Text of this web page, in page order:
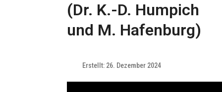
(Dr. K.-D. Humpich
und M. Hafenburg)
Erstellt: 26. Dezember 2024